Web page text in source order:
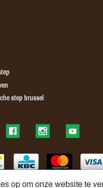
step brussel
Find us on FacebookFind us on Instagram
Find us on
op om onze website te